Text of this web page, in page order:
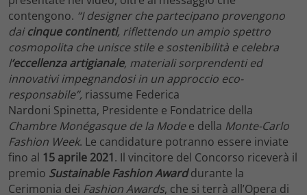
contengono. “I designer che partecipano provengono
daicinque continenti, riflettendo un ampio spettro
cosmopolita che unisce stile e sostenibilità e celebra
l‘eccellenza artigianale, materiali sorprendenti ed
innovativi impegnandosi in un approccio eco-
responsabile”, riassume Federica
Nardoni Spinetta, Presidente e Fondatrice della
Chambre Monégasque de la Modee della Monte-Carlo
Fashion Week. Le candidature potranno essere inviate
fino al 15 aprile 2021. Il vincitore del Concorso riceverà il
premio Sustainable Fashion Award durante la
Cerimonia dei Fashion Awards, che si terrà all’Opera di